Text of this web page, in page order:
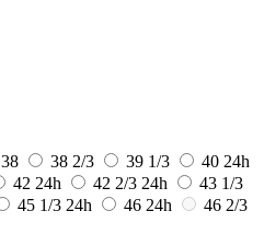
38 38 2/3 39 1/3 40 24h
42 24h 42 2/3 24h
43 1/3
45 1/3 24h 46 24h
46 2/3